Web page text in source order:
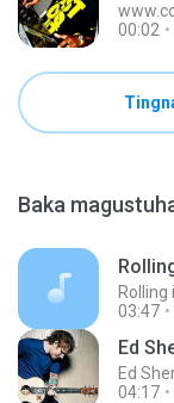
00:02
Baka
Rolling
03:47
Ed
Ed
04:17